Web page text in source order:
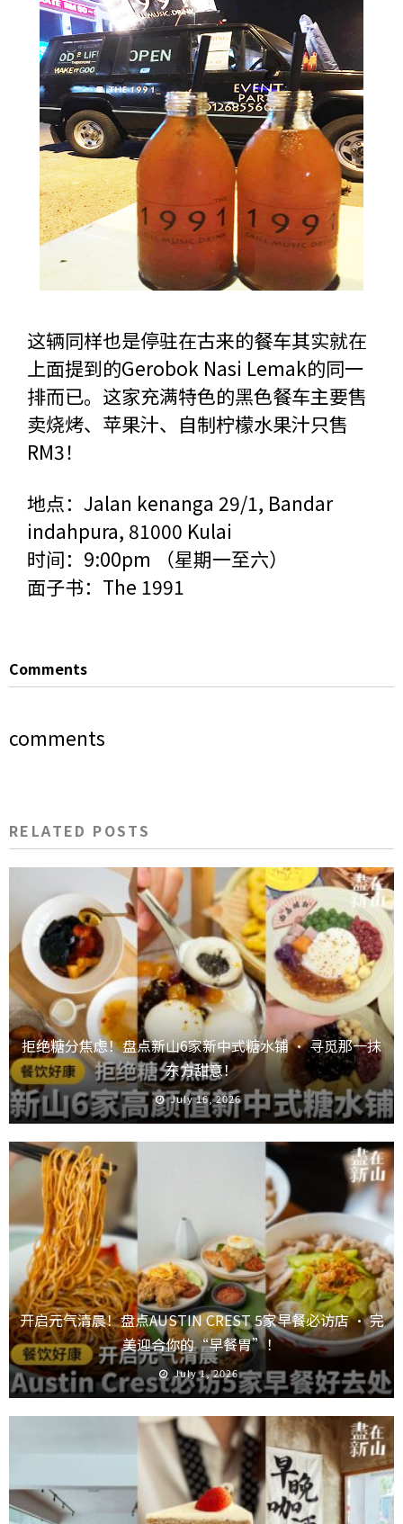
这辆同样也是停驻在古来的餐车其实就在
上面提到的Gerobok Nasi Lemak的同一
排而已。这家充满特色的黑色餐车主要售
卖烧烤、苹果汁、自制柠檬水果汁只售
RM3！
地点：Jalan kenanga 29/1, Bandar
indahpura, 81000 Kulai
时间：9:00pm （星期一至六）
面子书： The 1991
Comments
comments
RELATED POSTS
拒绝糖分焦虑！盘点新山6家新中式糖水铺 · 寻觅那一抹
东方甜意！
July 16, 2026
开启元气清晨！盘点AUSTIN CREST 5家早餐必访店 · 完
美迎合你的“早餐胃”！
July 1, 2026